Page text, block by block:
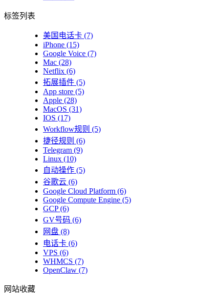
标签列表
美国电话卡 (7)
iPhone (15)
Google Voice (7)
Mac (28)
Netflix (6)
拓展插件 (5)
App store (5)
Apple (28)
MacOS (31)
IOS (17)
Workflow规则 (5)
捷径规则 (6)
Telegram (9)
Linux (10)
自动操作 (5)
谷歌云 (6)
Google Cloud Platform (6)
Google Compute Engine (5)
GCP(6)
GV号码 (6)
网盘 (8)
电话卡 (6)
VPS (6)
WHMCS (7)
OpenClaw (7)
网站收藏